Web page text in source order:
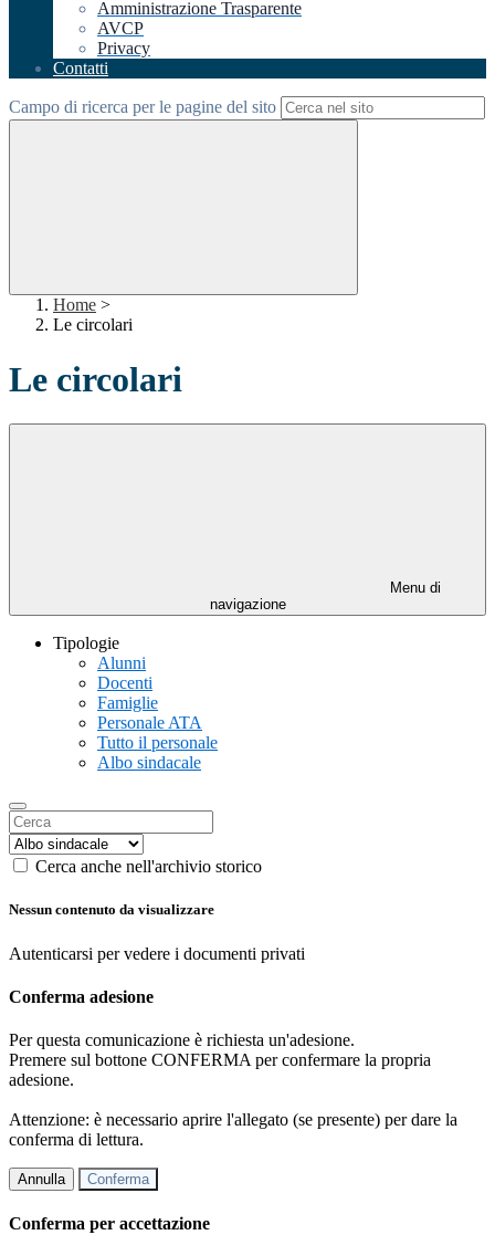
Amministrazione Trasparente
AVCP
Privacy
Contatti
Campo di ricerca per le pagine del sito
Home >
Le circolari
Le circolari
Menu di
navigazione
Tipologie
Alunni
Docenti
Famiglie
Personale ATA
Tutto il personale
Albo sindacale
Cerca anche nell'archivio storico
Nessun contenuto da visualizzare
Autenticarsi per vedere i documenti privati
Conferma adesione
Per questa comunicazione è richiesta un'adesione.
Premere sul bottone CONFERMA per confermare la propria
adesione.
Attenzione: è necessario aprire l'allegato (se presente) per dare la
conferma di lettura.
Annulla Conferma
Conferma per accettazione